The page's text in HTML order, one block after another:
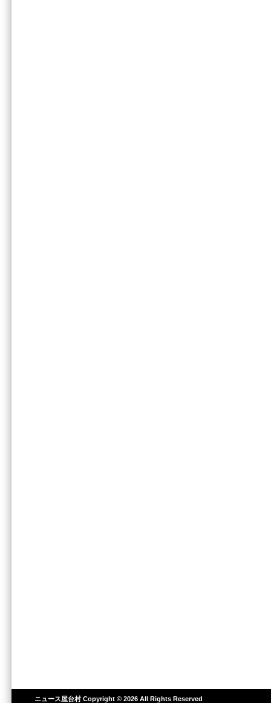
ニュース屋台村Copyright © 2026 All Rights Reserved